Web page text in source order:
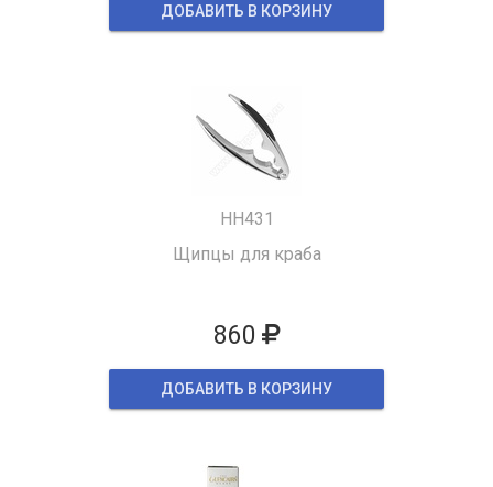
ДОБАВИТЬ В КОРЗИНУ
HH431
Щипцы для краба
860
ДОБАВИТЬ В КОРЗИНУ